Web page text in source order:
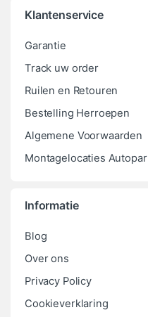
Klantenservice
Garantie
Track uw order
Ruilen en Retouren
Bestelling Herroepen
Algemene Voorwaarden
Montagelocaties Autopar
Informatie
Blog
Over ons
Privacy Policy
Cookieverklaring